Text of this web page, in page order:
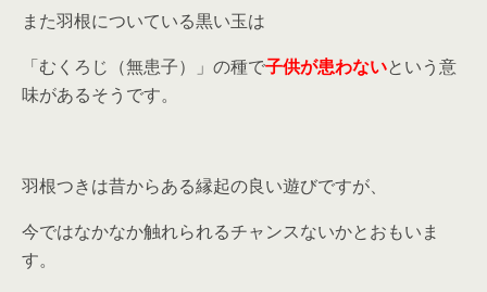
また羽根についている黒い玉は
「むくろじ（無患子）」の種で子供が患わないという意
味があるそうです。
羽根つきは昔からある縁起の良い遊びですが、
今ではなかなか触れられるチャンスないかとおもいま
す。